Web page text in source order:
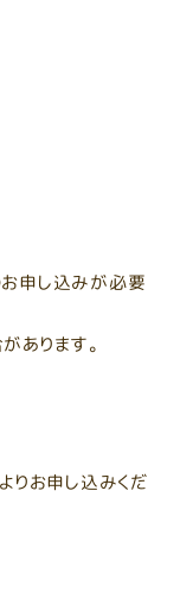
申し込みが必要
あります。
りお申し込みくだ